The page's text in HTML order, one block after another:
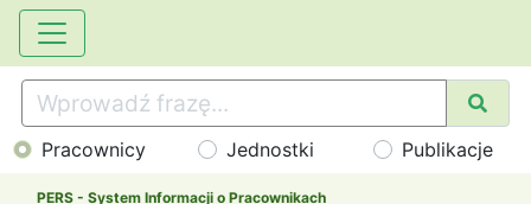
Pracownicy Jednostki Publikacje
PERS - System Informacji o Pracownikach